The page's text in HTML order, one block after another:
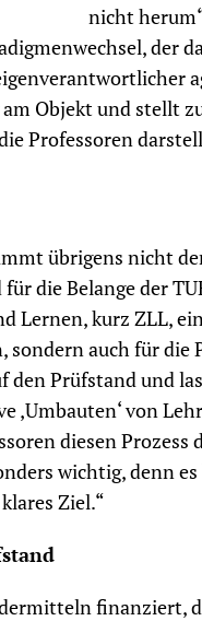
nicht
der
Objekt und stellt
Professoren
übrigens nicht
die Belange der
Lernen, kurz ZLL,
auch für die
den Prüfstand und
‚Umbauten‘ von
diesen
wichtig, denn
Ziel.“
finanziert,